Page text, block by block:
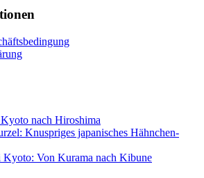
nach Hiroshima
Knuspriges japanisches Hähnchen-
Kyoto: Von Kurama nach Kibune